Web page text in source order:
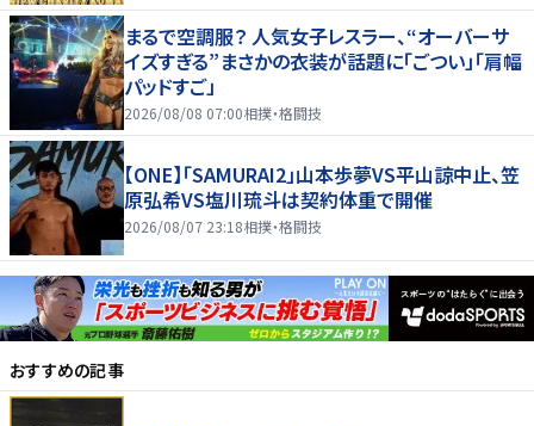
まるで空調服？ 人気女子レスラー、“オーバーサ
イズすぎる”まさかの衣装が話題に「ごつい」「肩幅
パッドすご」
2026/08/08 07:00相撲・格闘技
【ONE】「SAMURAI2」山本歩夢VS平山諒中止、笠
原弘希VS塩川琉斗は契約体重で開催
2026/08/07 23:18相撲・格闘技
おすすめの記事